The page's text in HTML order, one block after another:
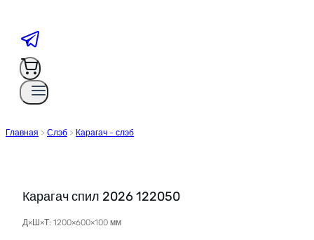
Главная > Слэб > Карагач - слэб
Карагач спил 2026 122050
Д×Ш×Т: 1200×600×100 мм